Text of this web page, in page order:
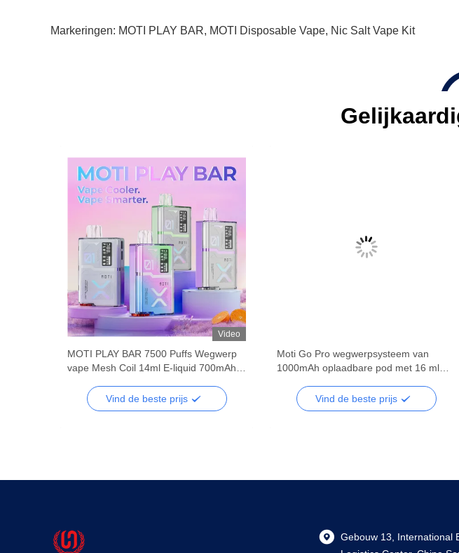
Markeringen: MOTI PLAY BAR, MOTI Disposable Vape, Nic Salt Vape Kit
Video
MOTI PLAY BAR 7500 Puffs Wegwerp
vape Mesh Coil 14ml E-liquid 700mAh
1.0Ω WeerstandVind de beste prijs
Moti Go Pro wegwerpsysteem van
1000mAh oplaadbare pod met 16 ml
12W/20W uitgang en tot 12000 puffs
Vind de beste prijs
Gebouw 13, International